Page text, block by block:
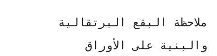
ملاحظة البقع البرتقالية
والبنية على الأوراق